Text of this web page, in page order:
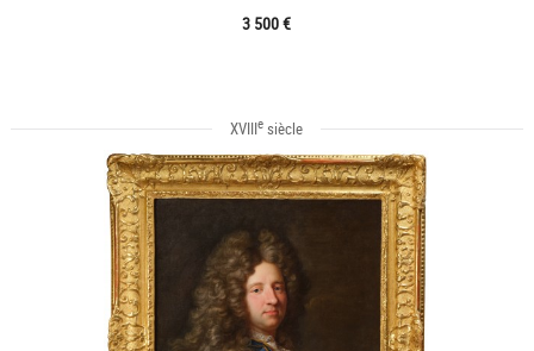
3 500 €
XVIIIe siècle